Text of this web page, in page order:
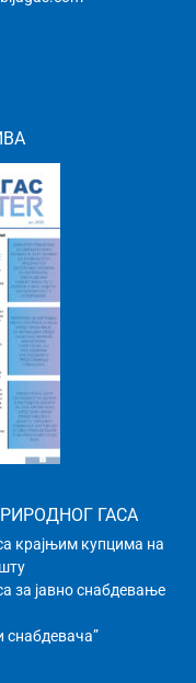
ГАСА
крајњим купцима на
за јавно снабдевање